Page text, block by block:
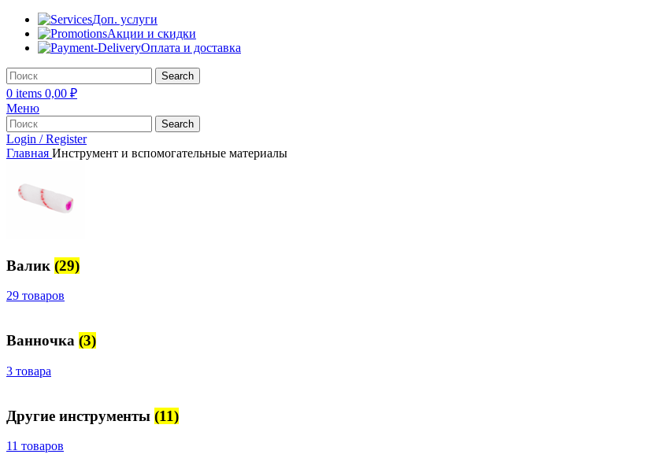
Доп. услуги
Акции и скидки
Оплата и доставка
Search
0 items 0,00 ₽
Меню
Search
Login / Register
Главная Инструмент и вспомогательные материалы
Валик (29)
29 товаров
Ванночка (3)
3 товара
Другие инструменты (11)
11 товаров